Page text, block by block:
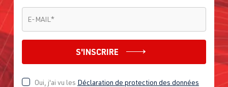
E-MAIL *
S'INSCRIRE
Oui, j'ai vu les Déclaration de protection des données